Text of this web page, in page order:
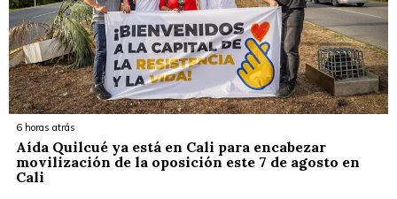
6 horas atrás
Aída Quilcué ya está en Cali para encabezar
movilización de la oposición este 7 de agosto en
Cali